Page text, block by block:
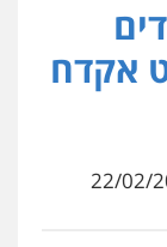
מעצרים
מעצרים
אקדח
02/2023